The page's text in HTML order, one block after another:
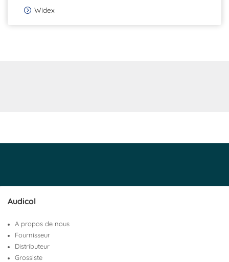
Widex
Audicol
A propos de nous
Fournisseur
Distributeur
Grossiste